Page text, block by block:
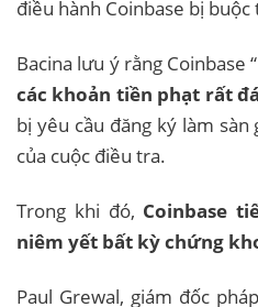
điều hành Coinbase bị buộc
Bacina lưu ý rằng Coinbase “
các khoản tiền phạt rất
bị yêu cầu đăng ký làm
của cuộc điều tra.
Trong khi đó, Coinbase
niêm yết bất kỳ chứng
Paul Grewal, giám đốc